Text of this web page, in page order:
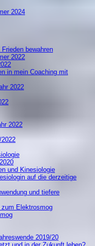
2024
bewahren
2022
in mein Coaching mit
2022
2022
und Kinesiologie
auf die derzeitige
und tiefere
zum Elektrosmog
2019/20